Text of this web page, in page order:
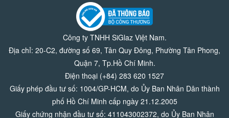
Công ty TNHH SiGlaz Việt Nam.
Địa chỉ: 20-C2, đường số 69, Tân Quy Đông, Phường Tân Phong,
Quận 7, Tp.Hồ Chí Minh.
Điện thoại (+84) 283 620 1527
Giấy phép đầu tư số: 1004/GP-HCM, do Ủy Ban Nhân Dân thành
phố Hồ Chí Minh cấp ngày 21.12.2005
Giấy chứng nhận đầu tư số: 411043002372, do Ủy Ban Nhân